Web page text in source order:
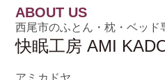
ABOUT US
西尾市のふとん・枕・ベッド
快眠工房 AMI